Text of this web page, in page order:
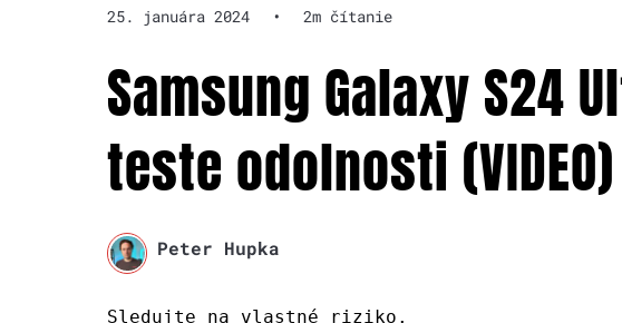
25. januára 2024 • 2m čítanie
Samsung Galaxy S24
teste odolnosti (VIDEO)
Peter Hupka
Sledujte na vlastné riziko.